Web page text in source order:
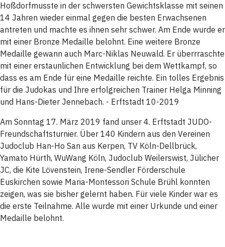
Hoßdorfmusste in der schwersten Gewichtsklasse mit seinen
14 Jahren wieder einmal gegen die besten Erwachsenen
antreten und machte es ihnen sehr schwer. Am Ende wurde er
mit einer Bronze Medaille belohnt. Eine weitere Bronze
Medaille gewann auch Marc-Niklas Neuwald. Er überrraschte
mit einer erstaunlichen Entwicklung bei dem Wettkampf, so
dass es am Ende für eine Medaille reichte. Ein tolles Ergebnis
für die Judokas und Ihre erfolgreichen Trainer Helga Minning
und Hans-Dieter Jennebach. - Erftstadt 10-2019
Am Sonntag 17. März 2019 fand unser 4. Erftstadt JUDO-
Freundschaftsturnier. Über 140 Kindern aus den Vereinen
Judoclub Han-Ho San aus Kerpen, TV Köln-Dellbrück,
Yamato Hürth, WuWang Köln, Judoclub Weilerswist, Jülicher
JC, die Kite Lövenstein, Irene-Sendler Förderschule
Euskirchen sowie Maria-Montessori Schule Brühl konnten
zeigen, was sie bisher gelernt haben. Für viele Kinder war es
die erste Teilnahme. Alle wurde mit einer Urkunde und einer
Medaille belohnt.